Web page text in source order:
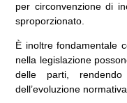
per circonvenzione di
sproporzionato.
È inoltre fondamentale
nella legislazione
delle parti,
dell’evoluzione